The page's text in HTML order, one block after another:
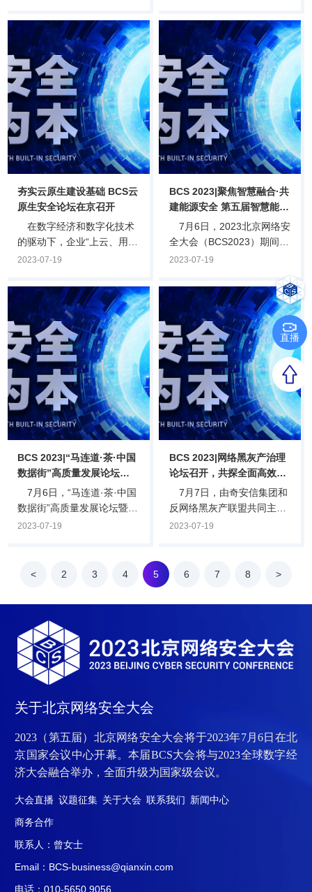
辞中表示，要认真学习贯彻
习近平总书记关于网络强国
的重要思想，切实把思想和
行动统一到党中央对于网信
工作的战略部署上，并提出
工作要求。一是全面推进网
络安全能力建设。深入贯彻
落实《网络安全法》《数据
安全法》《个人信息保护
法》等有关要求，增强网络
安全态势感知能力，要全面
加强网络安全检查，建立统
一高效的网络安.
网络空间论坛、中国网络与
数据法治50人论坛、安全创
客汇决赛等连续举办多年的
大会品牌活动和赛事。今年
BCS大会已升级为全球数字
经济大会的重要组成部分。
与会专家学者围绕能源网络
安全、金融网络和数据安
全、安全运营、AI大模型安
全、威胁情报技术等话题展
开讨论。专家们认为，当
前，数据已经成为重要的战
略资源，.
夯实云原生建设基础 BCS云
原生安全论坛在京召开
在数字经济和数字化技术
的驱动下，企业“上云、用
云”进入了全新的阶段，云原
微服务等创新技术，让传统
的生产和运营效率将得到大
幅度提升，与此同时，由于
云原生下保护对象和安全机
制的变化，导致云原生带来
大量新型安全风险。7月7
日，2023年北京网络安全大
会云原生安全论坛在京召
开，以“融合、进化”为主
题，共同探讨云原生环境下
的安全新形态与防御之道，
夯实云原生建设基础，护航
在数字经济浪潮.
2023-07-19
BCS 2023|聚焦智慧融合·共
建能源安全 第五届智慧能源
网络安全论坛成功举办
7月6日，2023北京网络安
全大会（BCS2023）期间，
第五届智慧能源网络安全论
围绕“聚焦智慧融合·共建能
源安全”的主题，邀请行业领
导、专家学者就如何提升智
慧能源网络安全综合保障能
力进行交流分享，共同擘画
以安全生产为前提的国家现
代化能源体系新图景。中国
能源研究会理事长史玉波，
中国电机工程学会秘书长王
刚，国家能源局电力安全监
管司副司长阎秀文，北京网
络安全大会主席、奇安信集
团.
2023-07-19
BCS 2023|“马连道·茶·中国
数据街”高质量发展论坛暨
网安产业投资生态论坛顺利
举办
7月6日，“马连道·茶·中国
数据街”高质量发展论坛暨
2023北京网络安全大会——
以“创投智汇西城·共创网安
业专家与会，共同研讨网络
安全行业发展趋势及产业生
态建设，赋能网络安全创业
者。活动伊始，中共北京市
峰在致辞中指出，随着数字
在经.
2023-07-19
BCS 2023|网络黑灰产治理
论坛召开，共探全面高效的
防范、应对与打击策略
7月7日，由奇安信集团和
反网络黑灰产联盟共同主办
的BCS2023网络黑灰产治理
鉴定所以及盘石软件（上
及北京刑事侦查学研究会的
全力支持和指导。在网络技
益，还威胁了.
2023-07-19
< 2 3 4 5 6 7 8 >
关于北京网络安全大会
2023（第五届）北京网络安全大会将于2023年7月6日在北
京国家会议中心开幕。本届BCS大会将与2023全球数字经
济大会融合举办，全面升级为国家级会议。
大会直播 议题征集 关于大会 联系我们 新闻中心
商务合作
联系人：曾女士
Email：BCS-business@qianxin.com
电话：010-5650 9056
直播